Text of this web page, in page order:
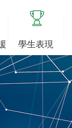
學生表現